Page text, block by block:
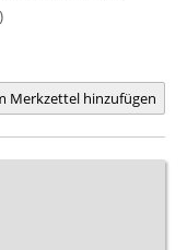
Merkzettel hinzufügen